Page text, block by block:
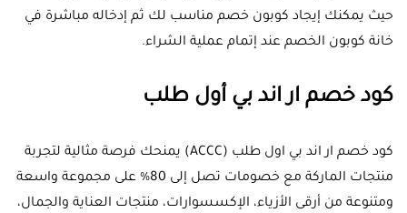
حيث يمكنك إيجاد كوبون خصم مناسب لك ثم إدخاله مباشرة في
خانة كوبون الخصم عند إتمام عملية الشراء.
كود خصم ار اند بي أول طلب
كود خصم ار اند بي اول طلب (ACCC) يمنحك فرصة مثالية لتجربة
منتجات الماركة مع خصومات تصل إلى 80% على مجموعة واسعة
ومتنوعة من أرقى الأزياء، الإكسسوارات، منتجات العناية والجمال،